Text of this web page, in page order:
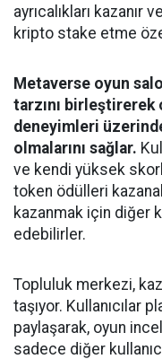
ayrıcalıkları
kripto stake etme
Metaverse oyun
tarzını birleştirerek
deneyimleri
olmalarını sağlar.
ve kendi yüksek
token ödülleri
kazanmak için diğer
edebilirler.
Topluluk merkezi,
taşıyor. Kullanıcılar
paylaşarak, oyun
sadece diğer